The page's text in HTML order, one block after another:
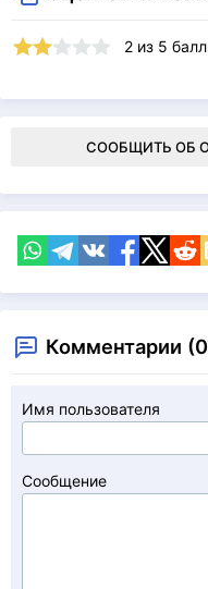
2 из 5
СООБЩИТЬ ОБ
Комментарии
Имя пользователя
Сообщение